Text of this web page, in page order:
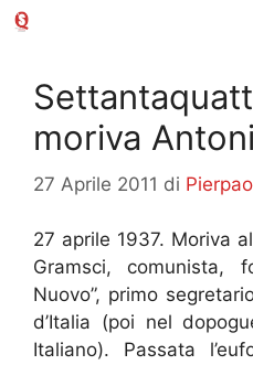
Vai
moriva
27 Aprile 2011 di
27 aprile 1937. Moriva
Gramsci, comunista,
Nuovo”, primo
d’Italia (poi nel
Italiano). Passata